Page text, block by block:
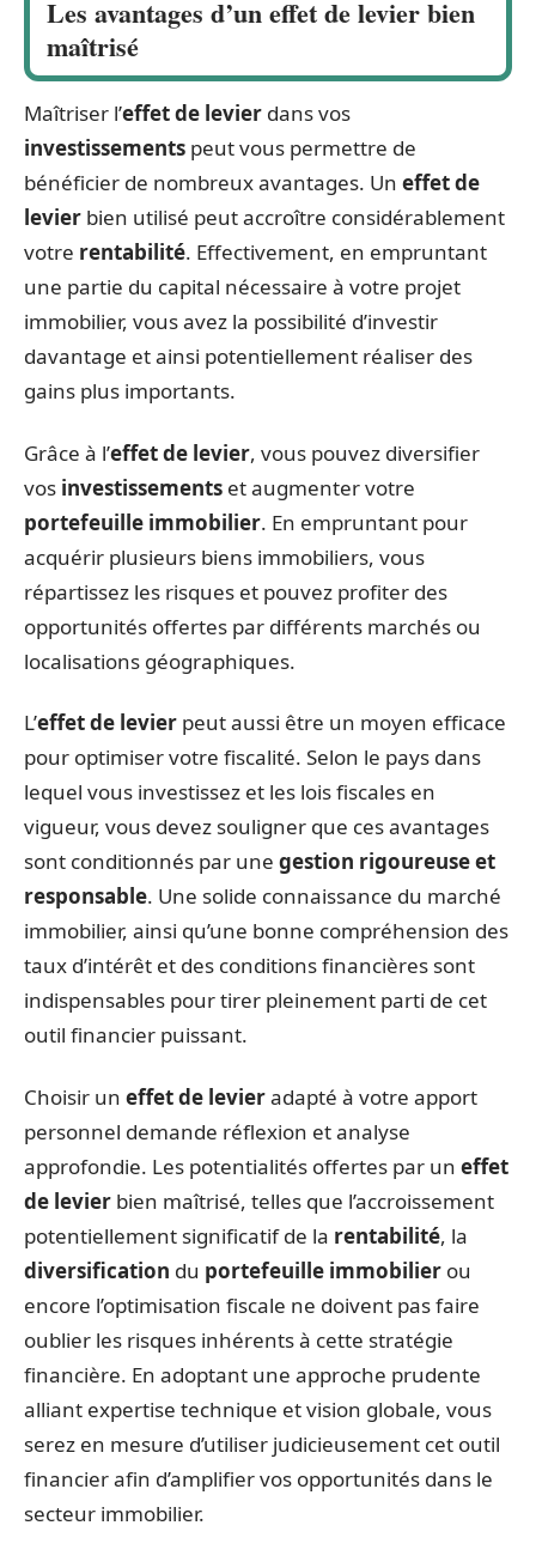
Les avantages d’un effet de levier bien
maîtrisé
Maîtriser l’effet de levier dans vos
investissements peut vous permettre de
bénéficier de nombreux avantages. Un effet de
levier bien utilisé peut accroître considérablement
votre rentabilité. Effectivement, en empruntant
une partie du capital nécessaire à votre projet
immobilier, vous avez la possibilité d’investir
davantage et ainsi potentiellement réaliser des
gains plus importants.
Grâce à l’effet de levier, vous pouvez diversifier
vos investissements et augmenter votre
portefeuille immobilier. En empruntant pour
acquérir plusieurs biens immobiliers, vous
répartissez les risques et pouvez profiter des
opportunités offertes par différents marchés ou
localisations géographiques.
L’effet de levier peut aussi être un moyen efficace
pour optimiser votre fiscalité. Selon le pays dans
lequel vous investissez et les lois fiscales en
vigueur, vous devez souligner que ces avantages
sont conditionnés par une gestion rigoureuse et
responsable. Une solide connaissance du marché
immobilier, ainsi qu’une bonne compréhension des
taux d’intérêt et des conditions financières sont
indispensables pour tirer pleinement parti de cet
outil financier puissant.
Choisir un effet de levieradapté à votre apport
personnel demande réflexion et analyse
approfondie. Les potentialités offertes par un effet
de levier bien maîtrisé, telles que l’accroissement
potentiellement significatif de la rentabilité, la
diversification du portefeuille immobilier ou
encore l’optimisation fiscale ne doivent pas faire
oublier les risques inhérents à cette stratégie
financière. En adoptant une approche prudente
alliant expertise technique et vision globale, vous
serez en mesure d’utiliser judicieusement cet outil
financier afin d’amplifier vos opportunités dans le
secteur immobilier.